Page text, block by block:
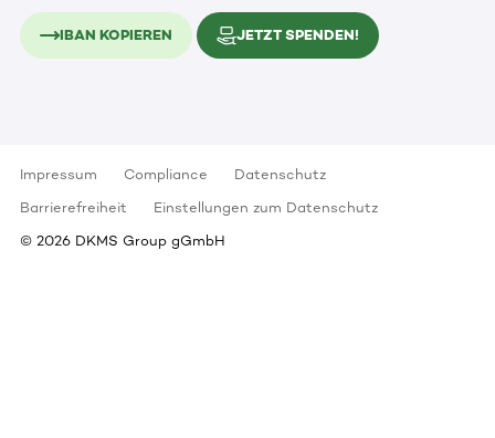
IBAN KOPIEREN JETZT SPENDEN!
Impressum Compliance
Datenschutz
Barrierefreiheit
Einstellungen zum Datenschutz
© 2026 DKMS Group gGmbH